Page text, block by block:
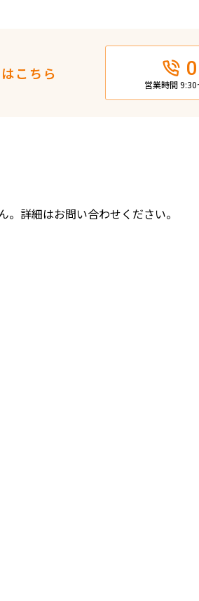
こちら
営業時間
詳細はお問い合わせください。